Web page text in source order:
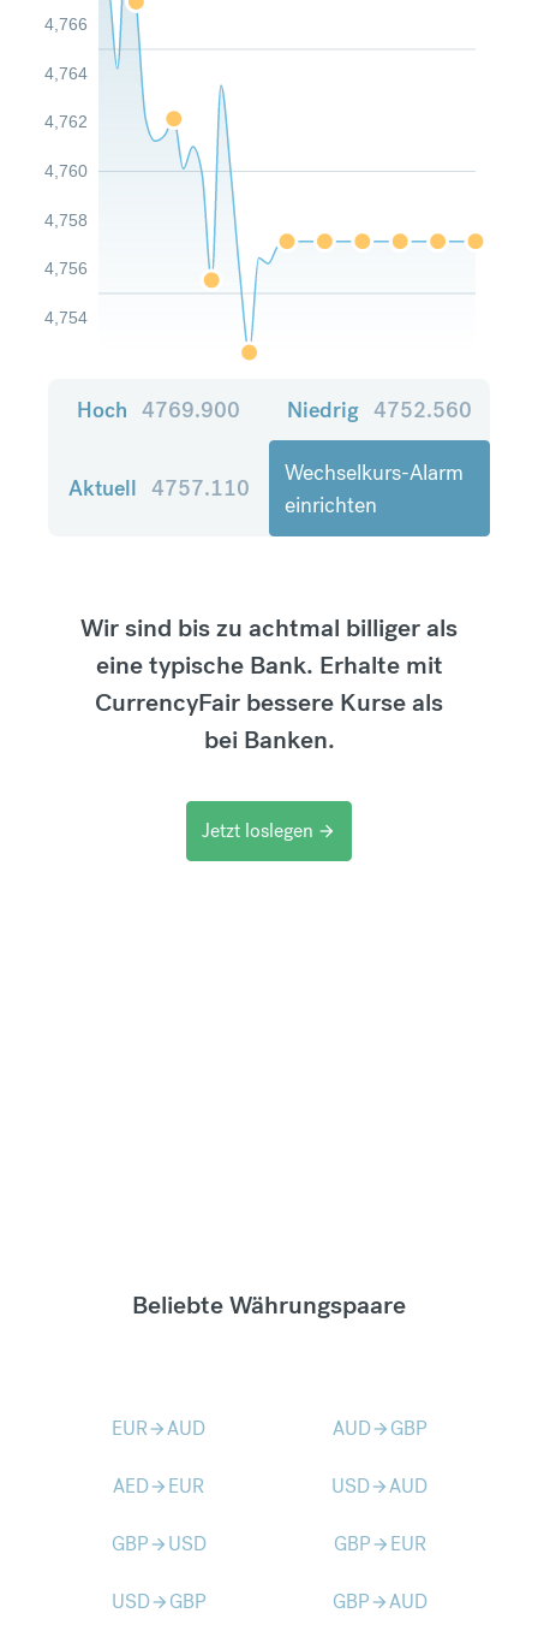
4,754
4,756
4,758
4,760
4,762
4,764
4,766
Hoch 4769.900 Niedrig 4752.560
Aktuell 4757.110
Wechselkurs-Alarm
einrichten
Wir sind bis zu achtmal billiger als
eine typische Bank. Erhalte mit
CurrencyFair bessere Kurse als
bei Banken.
Jetzt loslegen arrow_forward
Beliebte Währungspaare
EURarrow_forwardAUD AUDarrow_forward GBP
AEDarrow_forward EUR USDarrow_forwardAUD
GBParrow_forward USD GBParrow_forward EUR
USDarrow_forward GBP GBParrow_forwardAUD